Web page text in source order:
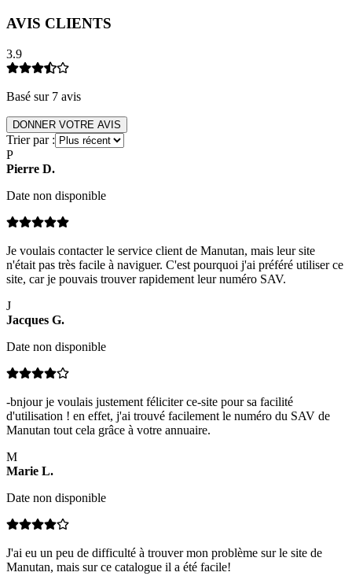
AVIS CLIENTS
3.9
Basé sur 7 avis
DONNER VOTRE AVIS
Trier par :
P
Pierre D.
Date non disponible
Je voulais contacter le service client de Manutan, mais leur site
n'était pas très facile à naviguer. C'est pourquoi j'ai préféré utiliser ce
site, car je pouvais trouver rapidement leur numéro SAV.
J
Jacques G.
Date non disponible
-bnjour je voulais justement féliciter ce-site pour sa facilité
d'utilisation ! en effet, j'ai trouvé facilement le numéro du SAV de
Manutan tout cela grâce à votre annuaire.
M
Marie L.
Date non disponible
J'ai eu un peu de difficulté à trouver mon problème sur le site de
Manutan, mais sur ce catalogue il a été facile!